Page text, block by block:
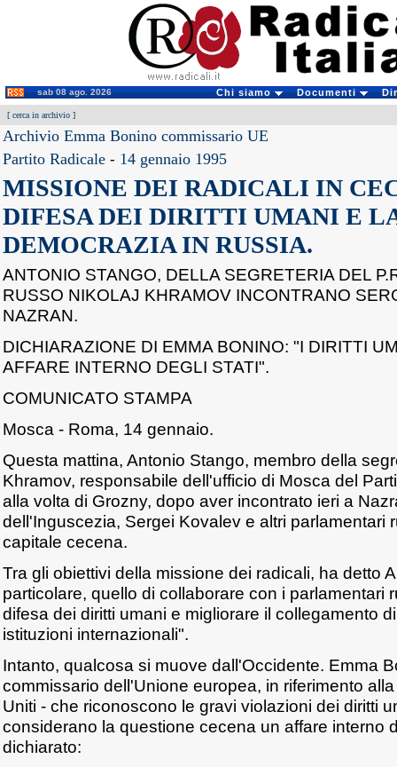
sab 08 ago. 2026 Chi siamo Documenti
[ cerca in archivio ]
Archivio Emma Bonino commissario UE
Partito Radicale - 14 gennaio 1995
MISSIONE DEI RADICALI IN
DIFESA DEI DIRITTI UMANI E
DEMOCRAZIA IN RUSSIA.
ANTONIO STANGO, DELLA SEGRETERIA DEL
RUSSO NIKOLAJ KHRAMOV INCONTRANO
NAZRAN.
DICHIARAZIONE DI EMMA BONINO: "I DIRITTI
AFFARE INTERNO DEGLI STATI".
COMUNICATO STAMPA
Mosca - Roma, 14 gennaio.
Questa mattina, Antonio Stango, membro della
Khramov, responsabile dell'ufficio di Mosca del
alla volta di Grozny, dopo aver incontrato ieri a
dell'Inguscezia, Sergei Kovalev e altri parlamentari
capitale cecena.
Tra gli obiettivi della missione dei radicali, ha detto
particolare, quello di collaborare con i parlamentari
difesa dei diritti umani e migliorare il collegamento
istituzioni internazionali".
Intanto, qualcosa si muove dall'Occidente. Emma
commissario dell'Unione europea, in riferimento
Uniti - che riconoscono le gravi violazioni dei diritti
considerano la questione cecena un affare interno
dichiarato: